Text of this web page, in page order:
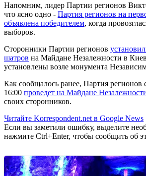
Напомним, лидер Партии регионов
что ясно одно - Партия регионов на
объявлена победителем, когда
выборов.
Сторонники Партии регионов
шатров на Майдане Незалежности в
установлены возле монумента
Как сообщалось ранее, Партия регионов
16:00 проведет на Майдане
своих сторонников.
Читайте Korrespondent.net в Google News
Если вы заметили ошибку, выделите
нажмите Ctrl+Enter, чтобы сообщить об